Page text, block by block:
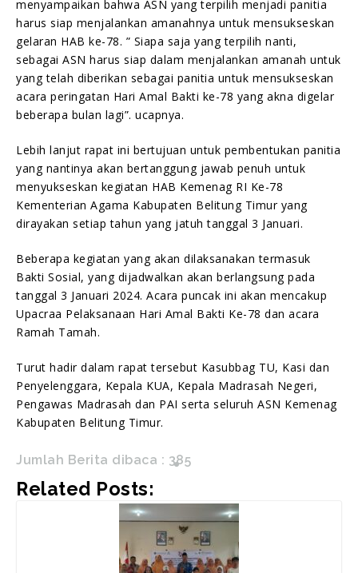
menyampaikan bahwa ASN yang terpilih menjadi panitia
harus siap menjalankan amanahnya untuk mensukseskan
gelaran HAB ke-78. ” Siapa saja yang terpilih nanti,
sebagai ASN harus siap dalam menjalankan amanah untuk
yang telah diberikan sebagai panitia untuk mensukseskan
acara peringatan Hari Amal Bakti ke-78 yang akna digelar
beberapa bulan lagi”. ucapnya.
Lebih lanjut rapat ini bertujuan untuk pembentukan panitia
yang nantinya akan bertanggung jawab penuh untuk
menyukseskan kegiatan HAB Kemenag RI Ke-78
Kementerian Agama Kabupaten Belitung Timur yang
dirayakan setiap tahun yang jatuh tanggal 3 Januari.
Beberapa kegiatan yang akan dilaksanakan termasuk
Bakti Sosial, yang dijadwalkan akan berlangsung pada
tanggal 3 Januari 2024. Acara puncak ini akan mencakup
Upacraa Pelaksanaan Hari Amal Bakti Ke-78 dan acara
Ramah Tamah.
Turut hadir dalam rapat tersebut Kasubbag TU, Kasi dan
Penyelenggara, Kepala KUA, Kepala Madrasah Negeri,
Pengawas Madrasah dan PAI serta seluruh ASN Kemenag
Kabupaten Belitung Timur.
Jumlah Berita dibaca : 385
Related Posts: